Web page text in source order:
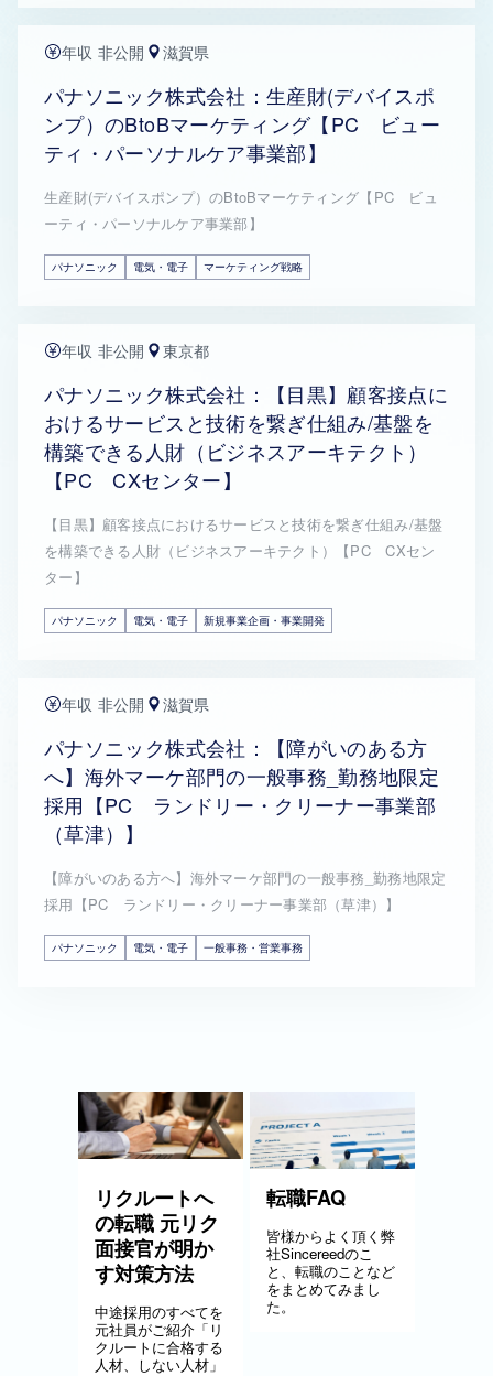
年収 非公開 滋賀県
パナソニック株式会社：生産財(デバイスポ
ンプ）のBtoBマーケティング【PC ビュー
ティ・パーソナルケア事業部】
生産財(デバイスポンプ）のBtoBマーケティング【PC ビュ
ーティ・パーソナルケア事業部】
パナソニック 電気・電子 マーケティング戦略
年収 非公開 東京都
パナソニック株式会社：【目黒】顧客接点に
おけるサービスと技術を繋ぎ仕組み/基盤を
構築できる人財（ビジネスアーキテクト）
【PC CXセンター】
【目黒】顧客接点におけるサービスと技術を繋ぎ仕組み/基盤
を構築できる人財（ビジネスアーキテクト）【PC CXセン
ター】
パナソニック 電気・電子 新規事業企画・事業開発
年収 非公開 滋賀県
パナソニック株式会社：【障がいのある方
へ】海外マーケ部門の一般事務_勤務地限定
採用【PC ランドリー・クリーナー事業部
（草津）】
【障がいのある方へ】海外マーケ部門の一般事務_勤務地限定
採用【PC ランドリー・クリーナー事業部（草津）】
パナソニック 電気・電子 一般事務・営業事務
リクルートへ
の転職 元リク
面接官が明か
す対策方法
中途採用のすべてを
元社員がご紹介「リ
クルートに合格する
人材、しない人材」
転職FAQ
皆様からよく頂く弊
社Sincereedのこ
と、転職のことなど
をまとめてみまし
た。